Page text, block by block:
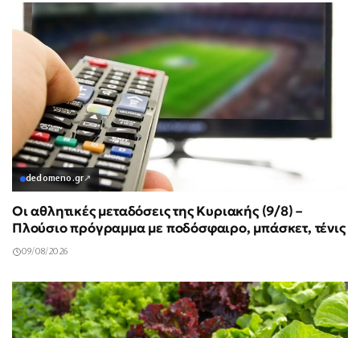
dedomeno.gr↗
Οι αθλητικές μεταδόσεις της Κυριακής (9/8) –
Πλούσιο πρόγραμμα με ποδόσφαιρο, μπάσκετ, τένις
09/08/2026